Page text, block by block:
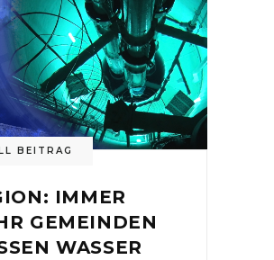
BEITRAG
IMMER
GEMEINDEN
WASSER